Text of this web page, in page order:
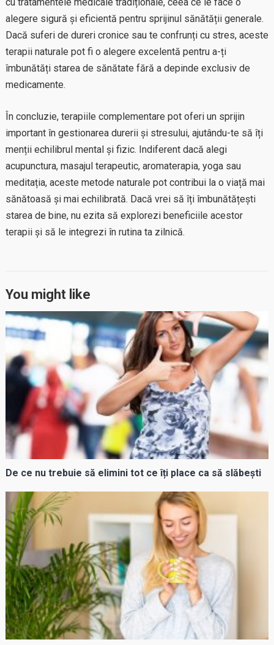
alegere sigură și eficientă pentru sprijinul sănătății generale.
Dacă suferi de dureri cronice sau te confrunți cu stres, aceste
terapii naturale pot fi o alegere excelentă pentru a-ți
îmbunătăți starea de sănătate fără a depinde exclusiv de
medicamente.
În concluzie, terapiile complementare pot oferi un sprijin
important în gestionarea durerii și stresului, ajutându-te să îți
menții echilibrul mental și fizic. Indiferent dacă alegi
acupunctura, masajul terapeutic, aromaterapia, yoga sau
meditația, aceste metode naturale pot contribui la o viață mai
sănătoasă și mai echilibrată. Dacă vrei să îți îmbunătățești
starea de bine, nu ezita să explorezi beneficiile acestor
terapii și să le integrezi în rutina ta zilnică.
You might like
De ce nu trebuie să elimini tot ce îți place ca să slăbești